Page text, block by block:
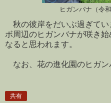
ヒガンバナ（令
秋の彼岸をだいぶ過ぎてい
ボ周辺のヒガンバナが咲き
なると思われます。
なお、花の進化園のヒガン
共有